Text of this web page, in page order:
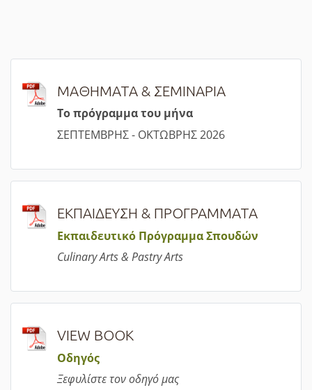
ΜΑΘΗΜΑΤΑ & ΣΕΜΙΝΑΡΙΑ
Το πρόγραμμα του μήνα
ΣΕΠΤΕΜΒΡΗΣ - ΟΚΤΩΒΡΗΣ 2026
ΕΚΠΑΙΔΕΥΣΗ & ΠΡΟΓΡΑΜΜΑΤΑ
Εκπαιδευτικό Πρόγραμμα Σπουδών
Culinary Arts & Pastry Arts
VIEW BOOK
Οδηγός
Ξεφυλίστε τον οδηγό μας